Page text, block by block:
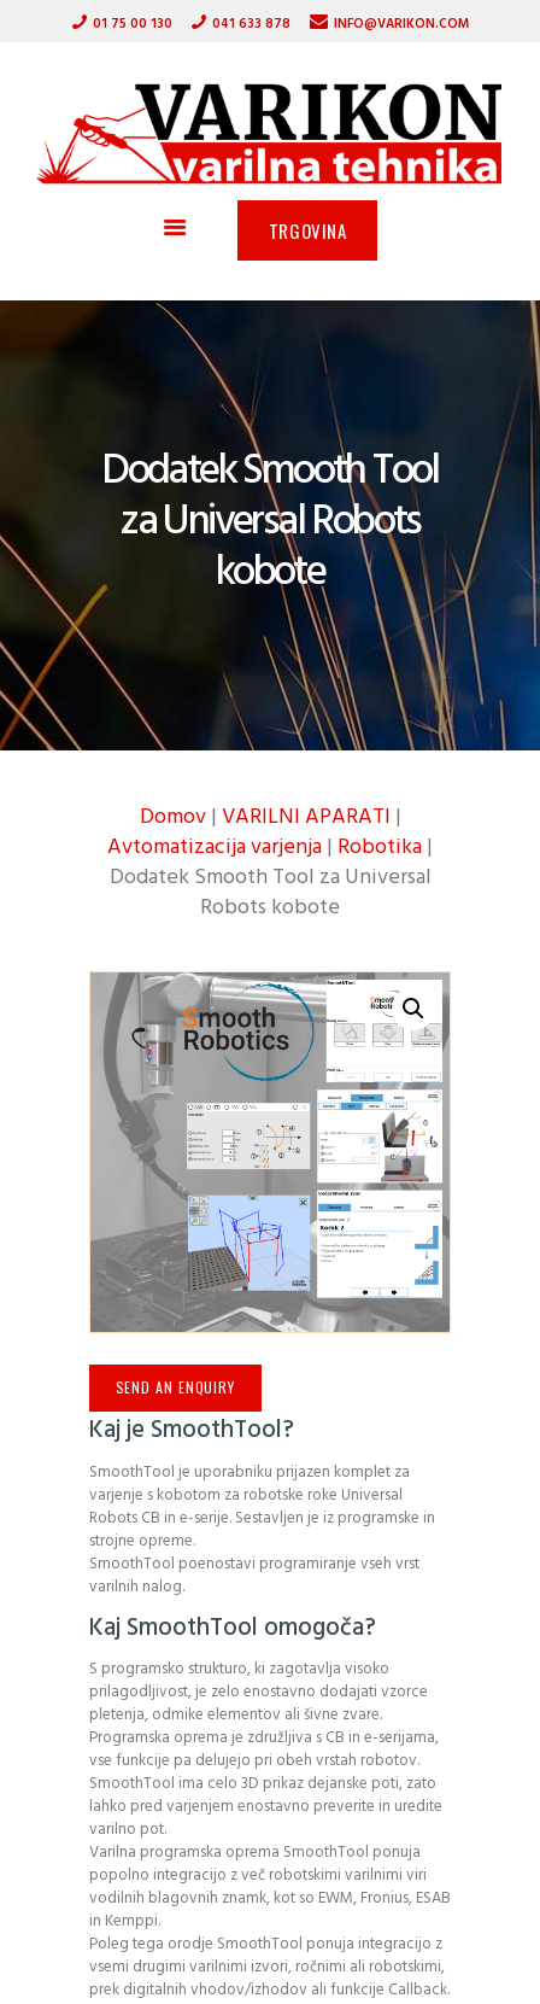
01 75 00 130 041 633 878 INFO@VARIKON.COM
TRGOVINA
Dodatek Smooth Tool
za Universal Robots
kobote
VARIKON
VARILNA TEHNIKA
DOMOV
GORILNIKI
ZAŠČITNA OPREMA
OSTALA PONUDBA
PARTNERJI
Domov| VARILNI APARATI |
Avtomatizacija varjenja| Robotika|
Dodatek Smooth Tool za Universal
Robots kobote
SEND AN ENQUIRY
Kaj je SmoothTool?
SmoothTool je uporabniku prijazen komplet za
varjenje s kobotom za robotske roke Universal
Robots CB in e-serije. Sestavljen je iz programske in
strojne opreme.
SmoothTool poenostavi programiranje vseh vrst
varilnih nalog.
Kaj SmoothTool omogoča?
S programsko strukturo, ki zagotavlja visoko
prilagodljivost, je zelo enostavno dodajati vzorce
pletenja, odmike elementov ali šivne zvare.
Programska oprema je združljiva s CB in e-serijama,
vse funkcije pa delujejo pri obeh vrstah robotov.
SmoothTool ima celo 3D prikaz dejanske poti, zato
lahko pred varjenjem enostavno preverite in uredite
varilno pot.
Varilna programska oprema SmoothTool ponuja
popolno integracijo z več robotskimi varilnimi viri
vodilnih blagovnih znamk, kot so EWM, Fronius, ESAB
in Kemppi.
Poleg tega orodje SmoothTool ponuja integracijo z
vsemi drugimi varilnimi izvori, ročnimi ali robotskimi,
prek digitalnih vhodov/izhodov ali funkcije Callback.